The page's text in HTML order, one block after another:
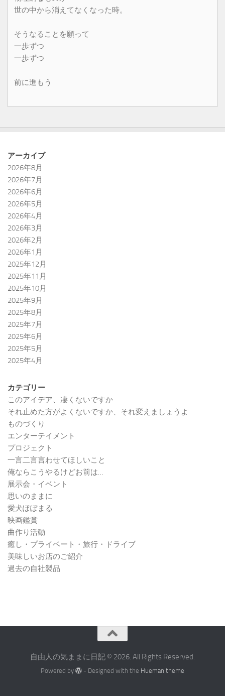
世の中から消えてなくなった時。
そうなることを願って
一歩ずつ
一歩ずつ
前に進もう
アーカイブ
2026年8月
2026年7月
2026年6月
2026年5月
2026年4月
2026年3月
2026年2月
2026年1月
2025年12月
2025年11月
2025年10月
2025年9月
2025年8月
2025年7月
2025年6月
2025年5月
2025年4月
カテゴリー
このアイデア、凄くないですか
それ止めた方がよくないですか、それ変えましょうよ
ものづくり
エンターテイメント
プロジェクト
一言二言言わせてほしいこと
俺ならこうやるけどお前は…
展示会・イベント
思いのままに
愛犬ぽぽまる
映画鑑賞
曲作り活動
癒し・プライベート・旅行・ドライブ
美味しいお店のご紹介
過去の自社製品
自由人の気ままに日記 © 2026. All Rights Reserved.
Powered by - Designed with the Hueman theme